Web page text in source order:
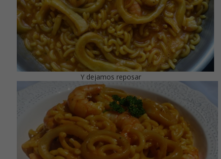
Y dejamos reposar